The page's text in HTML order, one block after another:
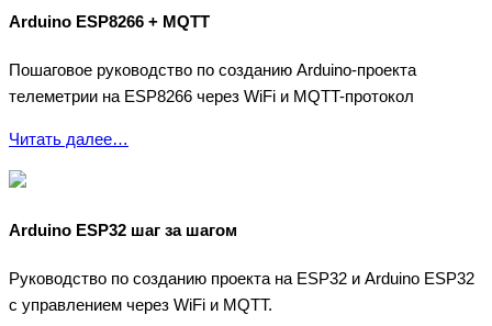
Arduino ESP8266 + MQTT
Пошаговое руководство по созданию Arduino-проекта
телеметрии на ESP8266 через WiFi и MQTT-протокол
Читать далее…
Arduino ESP32 шаг за шагом
Руководство по созданию проекта на ESP32 и Arduino ESP32
с управлением через WiFi и MQTT.